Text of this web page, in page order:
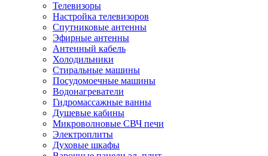
Телевизоры
Настройка телевизоров
Спутниковые антенны
Эфирные антенны
Антенный кабель
Холодильники
Стиральные машины
Посудомоечные машины
Водонагреватели
Гидромассажные ванны
Душевые кабины
Микроволновые СВЧ печи
Электроплиты
Духовые шкафы